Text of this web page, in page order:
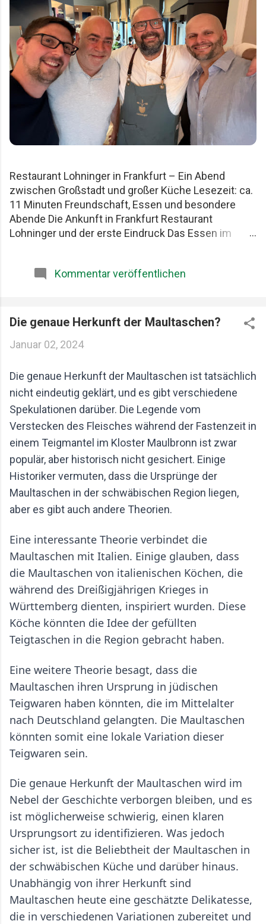
Restaurant Lohninger in Frankfurt – Ein Abend
zwischen Großstadt und großer Küche Lesezeit: ca.
11 Minuten Freundschaft, Essen und besondere
Abende Die Ankunft in Frankfurt Restaurant
Lohninger und der erste Eindruck Das Essen im
Restaurant Lohninger Fazit Das Restaurant
begann schon früher. Am Karlsruher Hauptbahnhof.
Mit drei Männern, die Essen ernst nehmen, aber sich
selbst nicht zu wichtig. Patrick, Felix und ich teilen
ehrliche Produkte und diese seltenen Abende, die
länger im Kopf bleiben als jede Rechnung. Felix, Ich ,
Mario Lohninger und Patrick: Best Friends
Freundschaft, Essen und besondere Abende Wir
achten darauf, dass unsere gemeinsamen
Restaurantbesuche etwas Besonderes bleiben.
Keine beliebigen Reservierungen ...
Kommentar veröffentlichen
Die genaue Herkunft der Maultaschen?
Januar 02, 2024
Die genaue Herkunft der Maultaschen ist tatsächlich
nicht eindeutig geklärt, und es gibt verschiedene
Spekulationen darüber. Die Legende vom
Verstecken des Fleisches während der Fastenzeit in
einem Teigmantel im Kloster Maulbronn ist zwar
populär, aber historisch nicht gesichert. Einige
Historiker vermuten, dass die Ursprünge der
Maultaschen in der schwäbischen Region liegen,
aber es gibt auch andere Theorien.
Eine interessante Theorie verbindet die
Maultaschen mit Italien. Einige glauben, dass
die Maultaschen von italienischen Köchen, die
während des Dreißigjährigen Krieges in
Württemberg dienten, inspiriert wurden. Diese
Köche könnten die Idee der gefüllten
Teigtaschen in die Region gebracht haben.
Eine weitere Theorie besagt, dass die
Maultaschen ihren Ursprung in jüdischen
Teigwaren haben könnten, die im Mittelalter
nach Deutschland gelangten. Die Maultaschen
könnten somit eine lokale Variation dieser
Teigwaren sein.
Die genaue Herkunft der Maultaschen wird im
Nebel der Geschichte verborgen bleiben, und es
ist möglicherweise schwierig, einen klaren
Ursprungsort zu identifizieren. Was jedoch
sicher ist, ist die Beliebtheit der Maultaschen in
der schwäbischen Küche und darüber hinaus.
Unabhängig von ihrer Herkunft sind
Maultaschen heute eine geschätzte Delikatesse,
die in verschiedenen Variationen zubereitet und